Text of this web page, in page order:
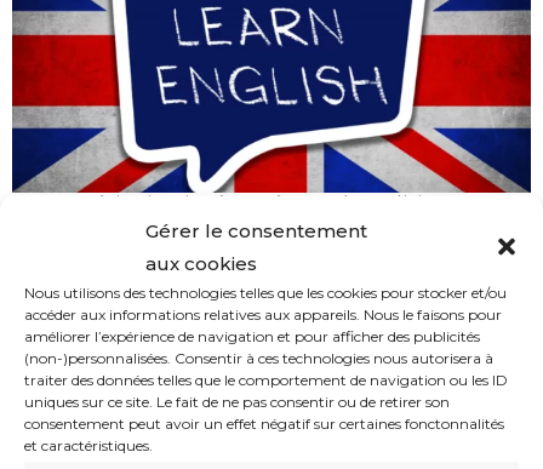
Gérer le consentement
aux cookies
Nous utilisons des technologies telles que les cookies pour stocker et/ou
accéder aux informations relatives aux appareils. Nous le faisons pour
améliorer l’expérience de navigation et pour afficher des publicités
(non-)personnalisées. Consentir à ces technologies nous autorisera à
traiter des données telles que le comportement de navigation ou les ID
uniques sur ce site. Le fait de ne pas consentir ou de retirer son
consentement peut avoir un effet négatif sur certaines fonctonnalités
et caractéristiques.
Les Américains intéressés par la politique
linguistique en Algérie